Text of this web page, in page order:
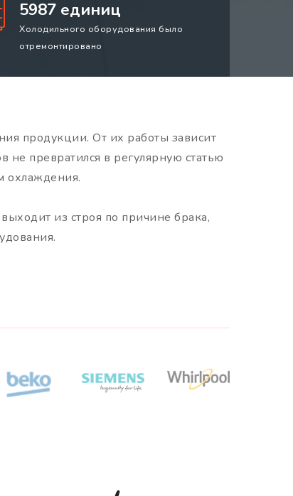
5987 единиц
Холодильного оборудования было
отремонтировано
продукции. От их работы зависит
превратился в регулярную статью
охлаждения.
из строя по причине брака,